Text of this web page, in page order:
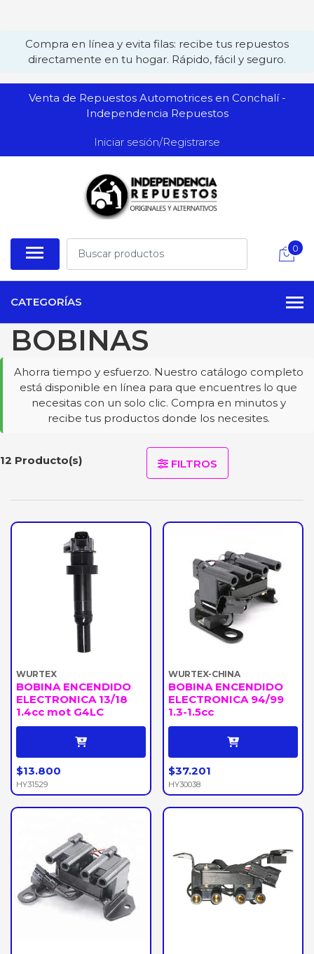
Compra en línea y evita filas: recibe tus repuestos
directamente en tu hogar. Rápido, fácil y seguro.
Venta de Repuestos Automotrices en Conchalí -
Independencia Repuestos
Iniciar sesión/Registrarse
0
CATEGORÍAS
BOBINAS
Ahorra tiempo y esfuerzo. Nuestro catálogo completo
está disponible en línea para que encuentres lo que
necesitas con un solo clic. Compra en minutos y
recibe tus productos donde los necesites.
12 Producto(s) FILTROS
WURTEX
BOBINA ENCENDIDO
ELECTRONICA 13/18
1.4cc mot G4LC
$13.800
HY31529
WURTEX-CHINA
BOBINA ENCENDIDO
ELECTRONICA 94/99
1.3-1.5cc
$37.201
HY30038